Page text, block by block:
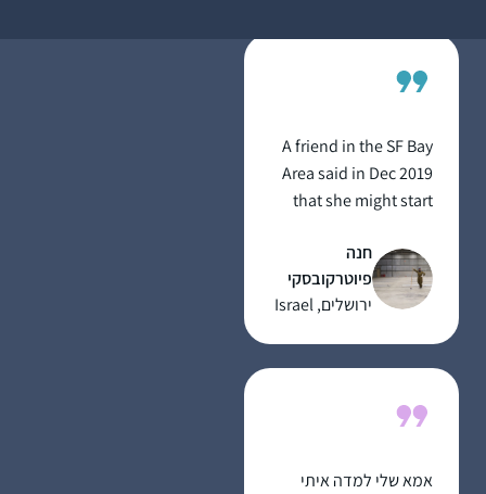
היומי.
A friend in the SF Bay
Area said in Dec 2019
that she might start
morning drive to work.
I mentioned to my
husband and we
when it began in Jan
preparing to make
חנה
פיוטרקובסקי
ירושלים, Israel
אמא שלי למדה איתי